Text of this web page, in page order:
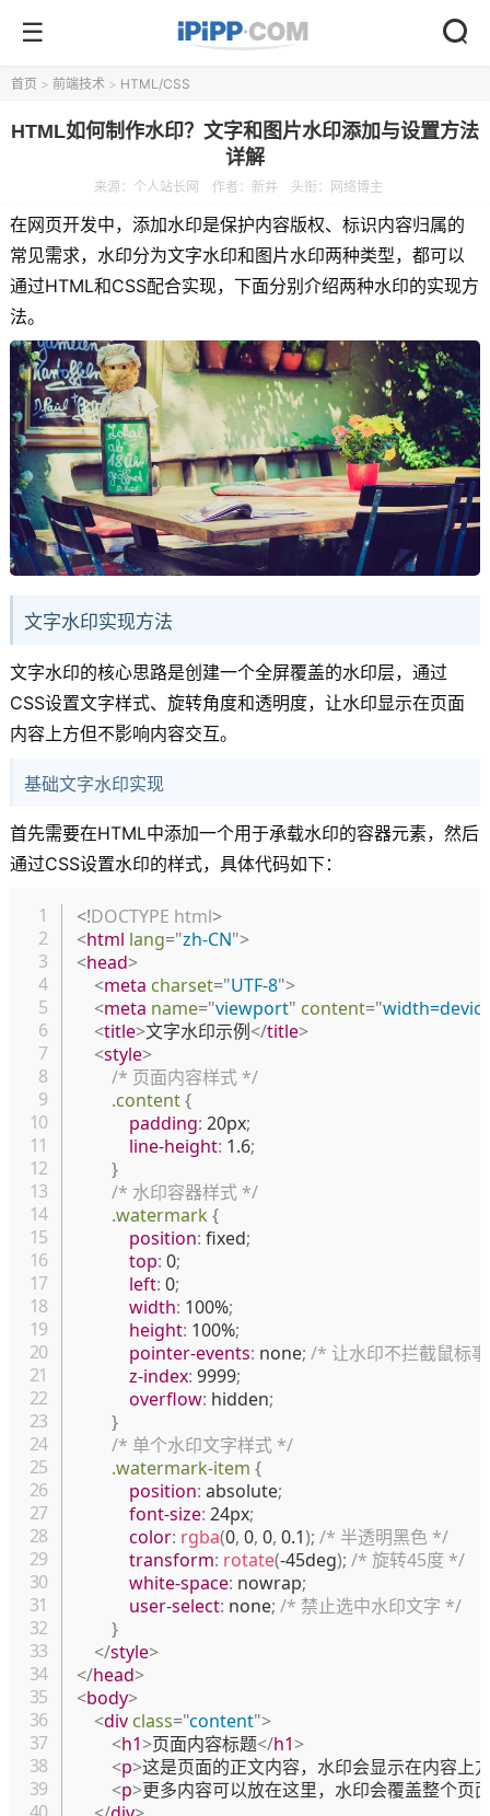
首页 > 前端技术 > HTML/CSS
HTML如何制作水印？文字和图片水印添加与设置方法
详解
来源： 个人站长网 作者：新井 头衔：网络博主
在网页开发中，添加水印是保护内容版权、标识内容归属的
常见需求，水印分为文字水印和图片水印两种类型，都可以
通过HTML和CSS配合实现，下面分别介绍两种水印的实现方
法。
文字水印实现方法
文字水印的核心思路是创建一个全屏覆盖的水印层，通过
CSS设置文字样式、旋转角度和透明度，让水印显示在页面
内容上方但不影响内容交互。
基础文字水印实现
首先需要在HTML中添加一个用于承载水印的容器元素，然后
通过CSS设置水印的样式，具体代码如下：
<!DOCTYPE html>
<html lang="zh-CN">
<head>
<meta charset="UTF-8">
<meta name="viewport" content="
<title>文字水印示例</title>
<style>
/* 页面内容样式 */
.content{
padding: 20px;
line-height: 1.6;
}
/* 水印容器样式 */
.watermark{
position: fixed;
top: 0;
left: 0;
width: 100%;
height: 100%;
pointer-events: none; /* 让水印不拦截鼠标
z-index: 9999;
overflow: hidden;
}
/* 单个水印文字样式 */
.watermark-item {
position: absolute;
font-size: 24px;
color: rgba(0, 0, 0, 0.1); /* 半透明黑色 */
transform: rotate(-45deg); /* 旋转45度 */
white-space: nowrap;
user-select: none; /* 禁止选中水印文字 */
}
</style>
</head>
<body>
<div class="content">
<h1>页面内容标题</h1>
<p>这是页面的正文内容，水印会显示在内容上
<p>更多内容可以放在这里，水印会覆盖整个页